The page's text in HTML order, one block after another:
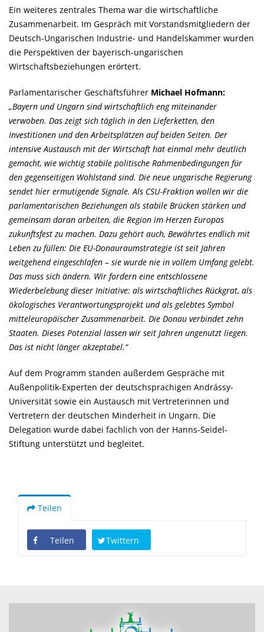
Ein weiteres zentrales Thema war die wirtschaftliche
Zusammenarbeit. Im Gespräch mit Vorstandsmitgliedern der
Deutsch-Ungarischen Industrie- und Handelskammer wurden
die Perspektiven der bayerisch-ungarischen
Wirtschaftsbeziehungen erörtert.
Parlamentarischer Geschäftsführer Michael Hofmann:
Bayern und Ungarn sind wirtschaftlich eng miteinander
verwoben. Das zeigt sich täglich in den Lieferketten, den
Investitionen und den Arbeitsplätzen auf beiden Seiten. Der
intensive Austausch mit der Wirtschaft hat einmal mehr deutlich
gemacht, wie wichtig stabile politische Rahmenbedingungen für
den gegenseitigen Wohlstand sind. Die neue ungarische Regierung
sendet hier ermutigende Signale. Als CSU-Fraktion wollen wir die
parlamentarischen Beziehungen als stabile Brücken stärken und
gemeinsam daran arbeiten, die Region im Herzen Europas
zukunftsfest zu machen. Dazu gehört auch, Bewährtes endlich mit
Leben zu füllen: Die EU-Donauraumstrategie ist seit Jahren
weitgehend eingeschlafen – sie wurde nie in vollem Umfang gelebt.
Das muss sich ändern. Wir fordern eine entschlossene
Wiederbelebung dieser Initiative: als wirtschaftliches Rückgrat, als
ökologisches Verantwortungsprojekt und als gelebtes Symbol
mitteleuropäischer Zusammenarbeit. Die Donau verbindet zehn
Staaten. Dieses Potenzial lassen wir seit Jahren ungenutzt liegen.
Das ist nicht länger akzeptabel.“
Auf dem Programm standen außerdem Gespräche mit
Außenpolitik-Experten der deutschsprachigen Andrássy-
Universität sowie ein Austausch mit Vertreterinnen und
Vertretern der deutschen Minderheit in Ungarn. Die
Delegation wurde dabei fachlich von der Hanns-Seidel-
Stiftung unterstützt und begleitet.
Teilen
Teilen Twittern